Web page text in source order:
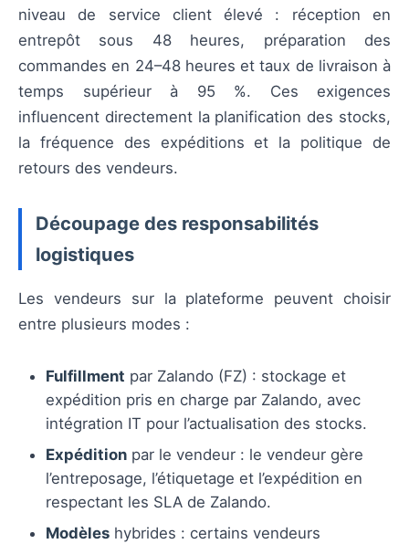
niveau de service client élevé : réception en
entrepôt sous 48 heures, préparation des
commandes en 24–48 heures et taux de livraison à
temps supérieur à 95 %. Ces exigences
influencent directement la planification des stocks,
la fréquence des expéditions et la politique de
retours des vendeurs.
Découpage des responsabilités
logistiques
Les vendeurs sur la plateforme peuvent choisir
entre plusieurs modes :
Fulfillment par Zalando (FZ) : stockage et
expédition pris en charge par Zalando, avec
intégration IT pour l’actualisation des stocks.
Expédition par le vendeur : le vendeur gère
l’entreposage, l’étiquetage et l’expédition en
respectant les SLA de Zalando.
Modèles hybrides : certains vendeurs